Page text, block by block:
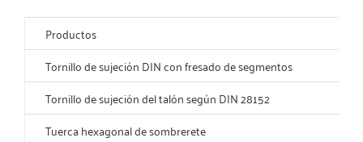
Productos
Tornillo de sujeción DIN con fresado de segmentos
Tornillo de sujeción del talón según DIN 28152
Tuerca hexagonal de sombrerete